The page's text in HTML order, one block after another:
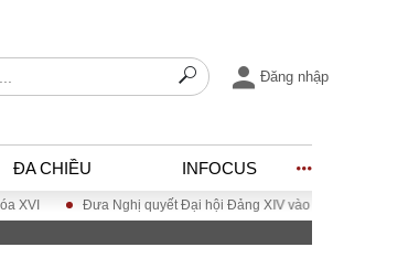
Đăng nhập
ĐA CHIỀU INFOCUS
ĐỜI SỐNG
Đưa Nghị quyết Đại hội Đảng XIV vào cuộc sống